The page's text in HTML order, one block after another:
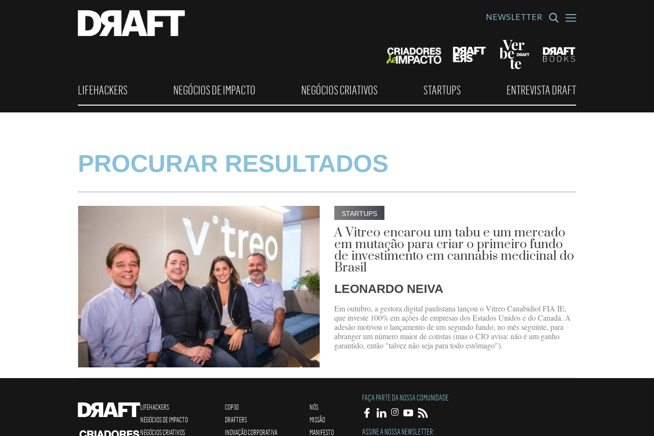
NEWSLETTER
LIFEHACKERS NEGÓCIOS DE IMPACTO NEGÓCIOS CRIATIVOS STARTUPS ENTREVISTA DRAFT
PROCURAR RESULTADOS
STARTUPS
A Vitreo encarou um tabu e um mercado
em mutação para criar o primeiro fundo
de investimento em cannabis medicinal do
Brasil
LEONARDO NEIVA
Em outubro, a gestora digital paulistana lançou o Vitreo Canabidiol FIA IE,
que investe 100% em ações de empresas dos Estados Unidos e do Canadá. A
adesão motivou o lançamento de um segundo fundo, no mês seguinte, para
abranger um número maior de cotistas (mas o CIO avisa: não é um ganho
garantido, então "talvez não seja para todo estômago”).
LIFEHACKERS
NEGÓCIOS DE IMPACTO
NEGÓCIOS CRIATIVOS
COP30
DRAFTERS
INOVAÇÃO CORPORATIVA
NÓS
MISSÃO
MANIFESTO
FAÇA PARTE DA NOSSA COMUNIDADE
ASSINE A NOSSA NEWSLETTER: